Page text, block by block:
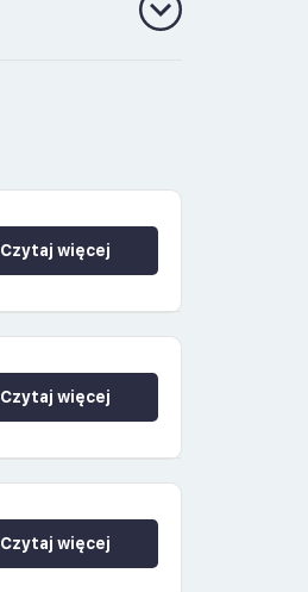
Czytaj więcej
Czytaj więcej
Czytaj więcej